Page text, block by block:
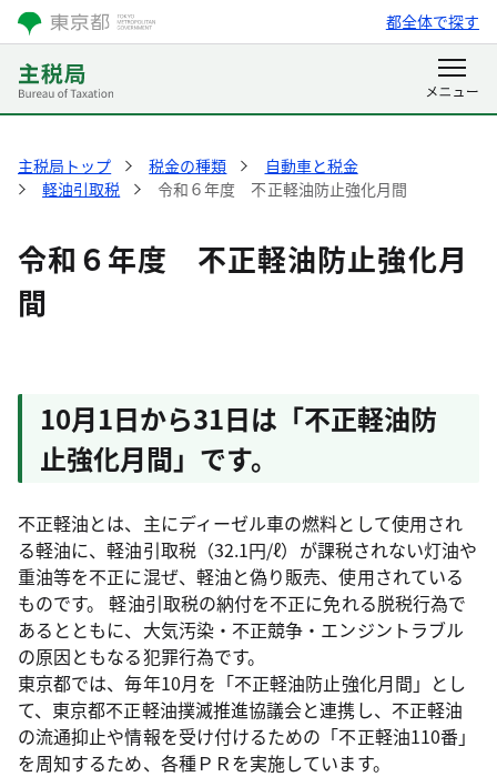
都全体で探す
主税局トップ 税金の種類
自動車と税金
軽油引取税
令和６年度 不正軽油防止強化月間
令和６年度 不正軽油防止強化月
間
10月1日から31日は「不正軽油防
止強化月間」です。
不正軽油とは、主にディーゼル車の燃料として使用され
る軽油に、軽油引取税（32.1円/ℓ）が課税されない灯油や
重油等を不正に混ぜ、軽油と偽り販売、使用されている
ものです。 軽油引取税の納付を不正に免れる脱税行為で
あるとともに、大気汚染・不正競争・エンジントラブル
の原因ともなる犯罪行為です。
東京都では、毎年10月を「不正軽油防止強化月間」とし
て、東京都不正軽油撲滅推進協議会と連携し、不正軽油
の流通抑止や情報を受け付けるための「不正軽油110番」
を周知するため、各種ＰＲを実施しています。